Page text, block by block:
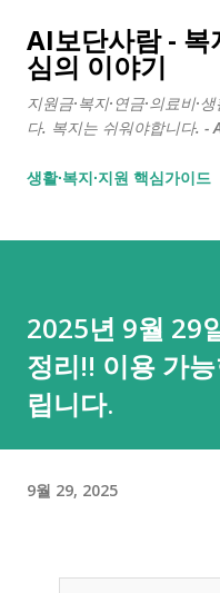
기본
AI보단사람 - 복
심의 이야기
지원금·복지·연금·의료비·
다. 복지는 쉬워야합니다. -
생활∙복지∙지원 핵심가이드
2025년 9월 29
정리!! 이용 가
립니다.
9월 29, 2025